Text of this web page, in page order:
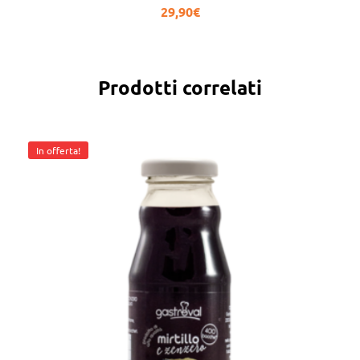
29,90€
Prodotti correlati
In offerta!